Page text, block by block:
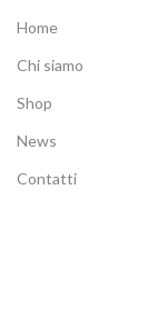
Home
Chi siamo
Shop
News
Contatti